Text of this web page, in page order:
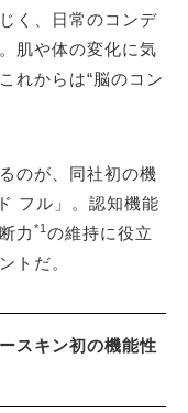
く、日常のコンデ
肌や体の変化に気
れからは“脳のコン
のが、同社初の機
フル」。認知機能
力 *1 の維持に役立
トだ。
スキン初の機能性